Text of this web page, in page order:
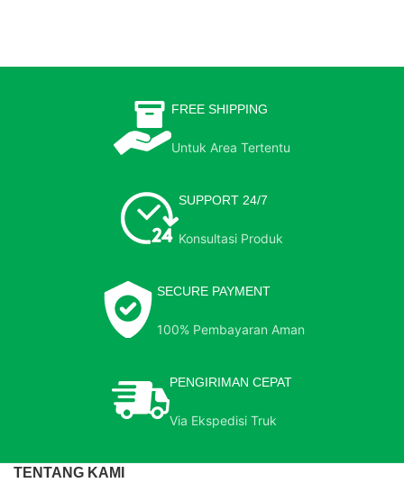
FREE SHIPPING
Untuk Area Tertentu
SUPPORT 24/7
Konsultasi Produk
SECURE PAYMENT
100% Pembayaran Aman
PENGIRIMAN CEPAT
Via Ekspedisi Truk
TENTANG KAMI